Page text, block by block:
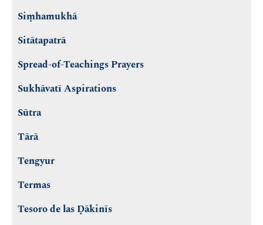
Siṃhamukhā
Sitātapatrā
Spread-of-Teachings Prayers
Sukhāvatī Aspirations
Sūtra
Tārā
Tengyur
Termas
Tesoro de las Ḍākinīs